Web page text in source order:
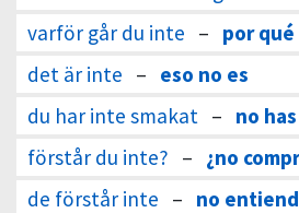
varför går du inte – por qué
det är inte – eso no es
du har inte smakat – no
förstår du inte? – ¿no
de förstår inte – no